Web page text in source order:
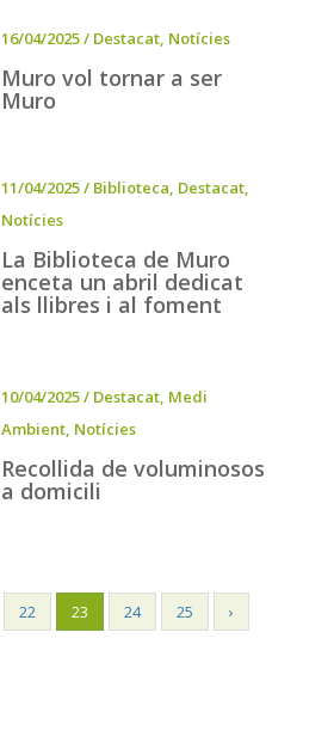
16/04/2025/ Destacat, Notícies
Muro vol tornar a ser
Muro
11/04/2025/ Biblioteca, Destacat,
Notícies
La Biblioteca de Muro
enceta un abril dedicat
als llibres i al foment
10/04/2025/ Destacat, Medi
Ambient, Notícies
Recollida de voluminosos
a domicili
22 23 24 25
›